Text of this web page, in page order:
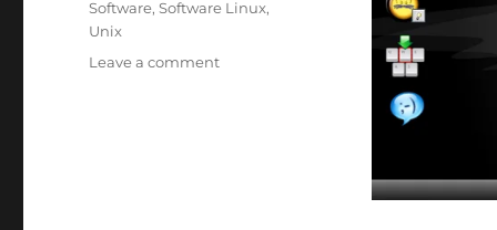
Software,Software Linux,
Unix
Leave a commenton